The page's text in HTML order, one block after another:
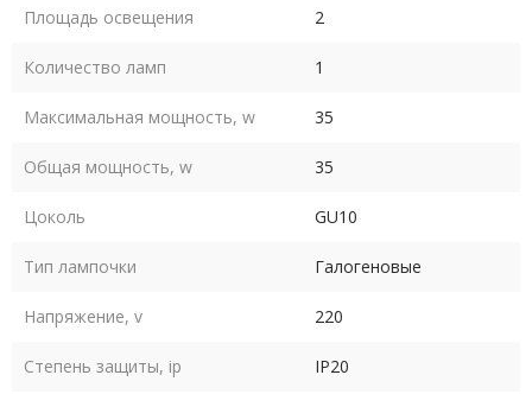
Площадь освещения 2
Количество ламп 1
Максимальная мощность, w 35
Общая мощность, w 35
Цоколь GU10
Тип лампочки Галогеновые
Напряжение, v 220
Степень защиты, ip IP20